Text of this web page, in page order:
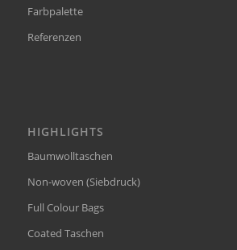
Farbpalette
Referenzen
HIGHLIGHTS
Baumwolltaschen
Non-woven (Siebdruck)
Full Colour Bags
Coated Taschen